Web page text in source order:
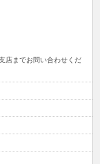
店までお問い合わせくだ